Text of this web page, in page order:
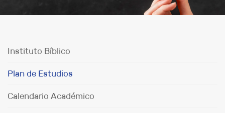
Instituto Bíblico
Plan de Estudios
Calendario Académico